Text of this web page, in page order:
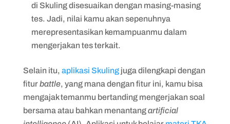
di Skuling disesuaikan dengan masing-masing
tes. Jadi, nilai kamu akan sepenuhnya
merepresentasikan kemampuanmu dalam
mengerjakan tes terkait.
Selain itu, aplikasi Skulingjuga dilengkapi dengan
fiturbattle, yang mana dengan fitur ini, kamu bisa
mengajak temanmu bertanding mengerjakan soal
bersama atau bahkan menantangartificial